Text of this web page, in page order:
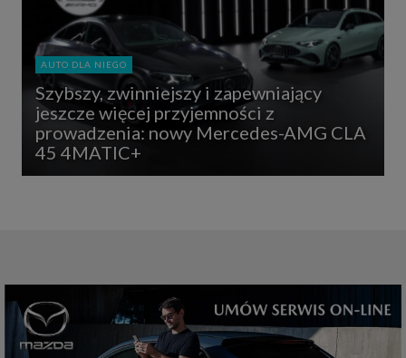
AUTO DLA NIEGO
Szybszy, zwinniejszy i zapewniający
jeszcze więcej przyjemności z
prowadzenia: nowy Mercedes-AMG CLA
45 4MATIC+